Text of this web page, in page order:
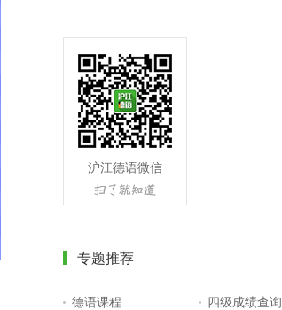
沪江德语微信
专题推荐
德语课程
四级成绩查询